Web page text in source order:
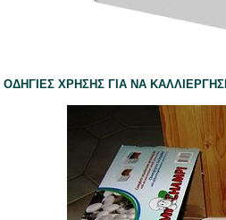
ΟΔΗΓΙΕΣ ΧΡΗΣΗΣ ΓΙΑ ΝΑ